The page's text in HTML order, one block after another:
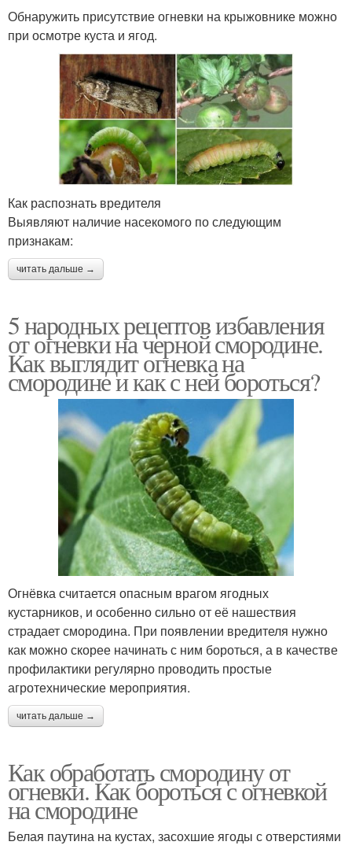
Обнаружить присутствие огневки на крыжовнике можно
при осмотре куста и ягод.
Как распознать вредителя
Выявляют наличие насекомого по следующим
признакам:
читать дальше →
5 народных рецептов избавления
от огневки на черной смородине.
Как выглядит огневка на
смородине и как с ней бороться?
Огнёвка считается опасным врагом ягодных
кустарников, и особенно сильно от её нашествия
страдает смородина. При появлении вредителя нужно
как можно скорее начинать с ним бороться, а в качестве
профилактики регулярно проводить простые
агротехнические мероприятия.
читать дальше →
Как обработать смородину от
огневки. Как бороться с огневкой
на смородине
Белая паутина на кустах, засохшие ягоды с отверстиями